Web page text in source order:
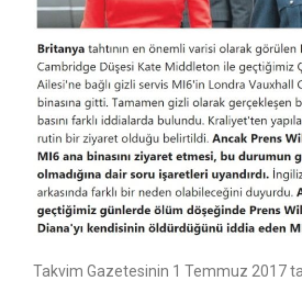
Takvim Gazetesinin 1 Temmuz 2017